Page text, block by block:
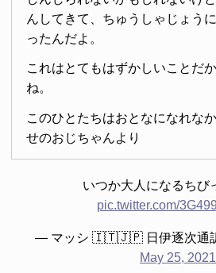
んしてきて、ちゅうしゃじょう
ったんだよ。
これはとてもはずかしいことだ
ね。
このひとたちはおとなになれな
せのおじちゃんより
いつか大人になるちび
pic.twitter.com/
— マッシ 🇮🇹🇯🇵 日伊逐次通訳
May 25, 2021